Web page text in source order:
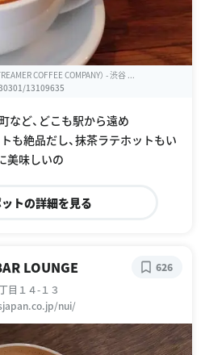
COFFEE COMPANY） - 渋谷 ...
13109635
など、どこも駅から遠め
も絶品だし、抹茶ラテホットもい
美味しいの
トの詳細を見る
LOUNGE
目１４-１３
nui/
626